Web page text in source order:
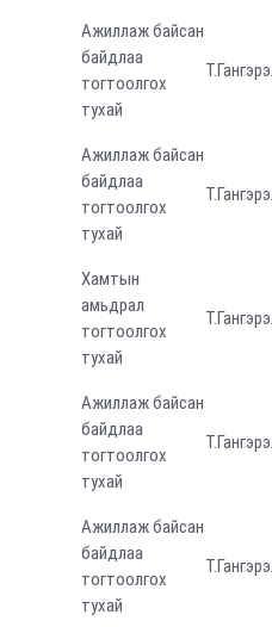
Ажиллаж байсан
байдлаа
тогтоолгох
тухай
Ажиллаж байсан
байдлаа
тогтоолгох
тухай
Хамтын
амьдрал
тогтоолгох
тухай
Ажиллаж байсан
байдлаа
тогтоолгох
тухай
Ажиллаж байсан
байдлаа
тогтоолгох
тухай